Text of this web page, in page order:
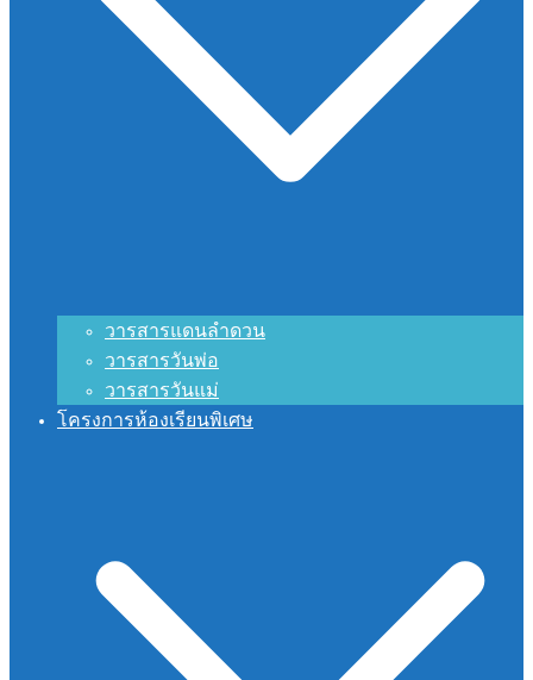
วารสารแดนลำดวน
วารสารวันพ่อ
วารสารวันแม่
โครงการห้องเรียนพิเศษ